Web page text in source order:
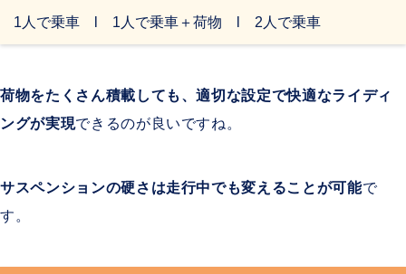
1人で乗車 l 1人で乗車＋荷物 l 2人で乗車
荷物をたくさん積載しても、適切な設定で快適なライディ
ングが実現できるのが良いですね。
サスペンションの硬さは走行中でも変えることが可能で
す。